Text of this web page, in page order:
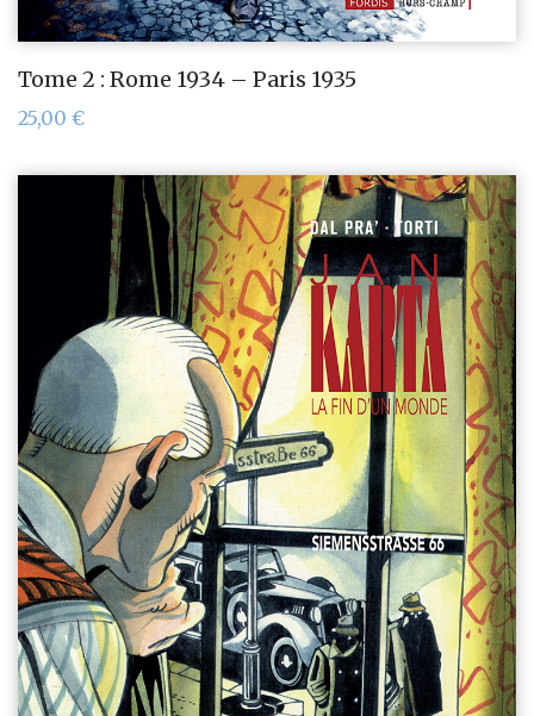
Tome 2 : Rome 1934 – Paris 1935
25,00 €